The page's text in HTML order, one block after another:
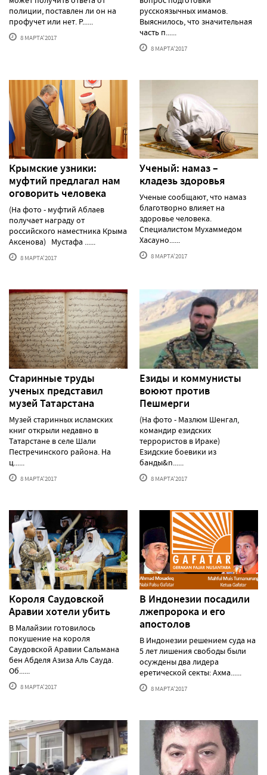
полиции, поставлен ли он на
профучет или нет. Р......
8 МАРТА'2017
русскоязычных имамов.
Выяснилось, что значительная
часть п......
8 МАРТА'2017
Крымские узники:
муфтий предлагал нам
оговорить человека
(На фото - муфтий Аблаев
получает награду от
российского наместника Крыма
Аксенова) Мустафа ......
8 МАРТА'2017
Ученый: намаз –
кладезь здоровья
Ученые сообщают, что намаз
благотворно влияет на
здоровье человека.
Специалистом Мухаммедом
Хасауно......
8 МАРТА'2017
Старинные труды
ученых представил
музей Татарстана
Музей старинных исламских
книг открыли недавно в
Татарстане в селе Шали
Пестречинского района. На
ц......
8 МАРТА'2017
Езиды и коммунисты
воюют против
Пешмерги
(На фото - Мазлюм Шенгал,
командир езидских
террористов в Ираке)
Езидские боевики из
банды&n......
8 МАРТА'2017
Короля Саудовской
Аравии хотели убить
В Малайзии готовилось
покушение на короля
Саудовской Аравии Сальмана
бен Абделя Азиза Аль Сауда.
Об......
8 МАРТА'2017
В Индонезии посадили
лжепророка и его
апостолов
В Индонезии решением суда на
5 лет лишения свободы были
осуждены два лидера
еретической секты: Ахма......
8 МАРТА'2017